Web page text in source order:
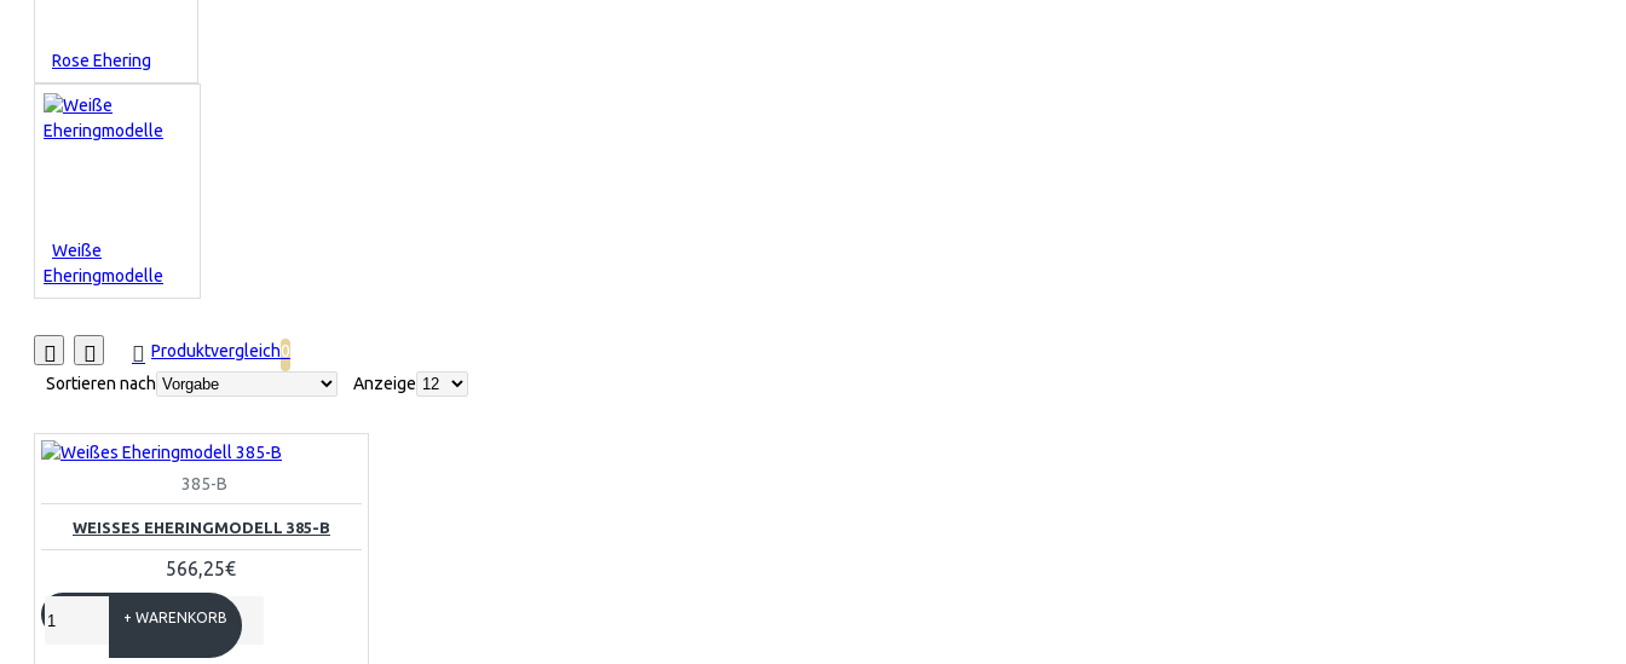
Rose Ehering
Weiße
Eheringmodelle
Produktvergleich0
Sortieren nach
Anzeige
385-B
WEISSES EHERINGMODELL 385-B
566,25€
+ WARENKORB